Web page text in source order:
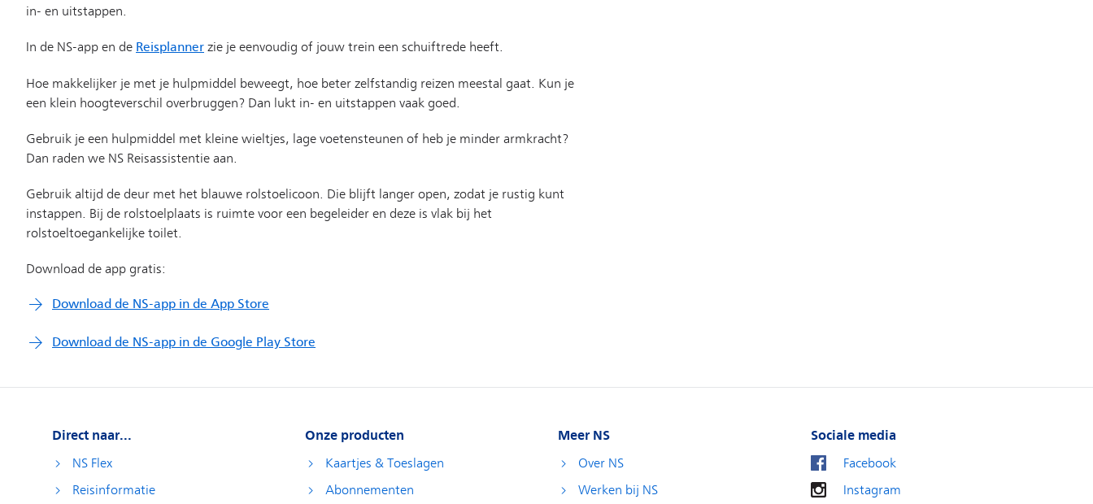
Direct naar...
NS Flex
Reisinformatie
Onze producten
Kaartjes & Toeslagen
Abonnementen
Meer NS
Over NS
Werken bij NS
Sociale media
Facebook
Instagram